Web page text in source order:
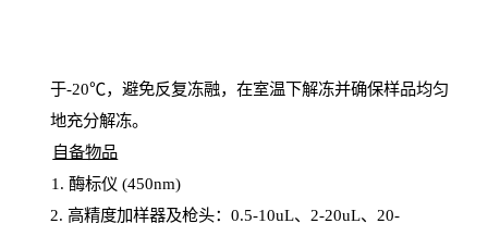
于-20℃，避免反复冻融，在室温下解冻并确保样品均匀
地充分解冻。
自备物品
1 . 酶标仪 (450nm)
2. 高精度加样器及枪头： 0.5-10uL、 2-20uL、 20-